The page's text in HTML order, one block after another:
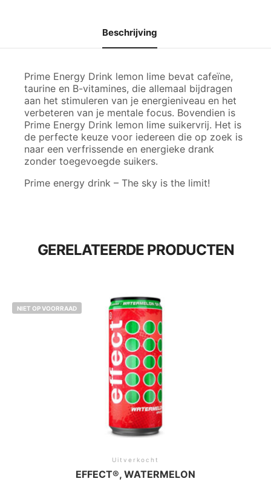
Beschrijving
Prime Energy Drink lemon lime bevat cafeïne,
taurine en B-vitamines, die allemaal bijdragen
aan het stimuleren van je energieniveau en het
verbeteren van je mentale focus. Bovendien is
Prime Energy Drink lemon lime suikervrij. Het is
de perfecte keuze voor iedereen die op zoek is
naar een verfrissende en energieke drank
zonder toegevoegde suikers.
Prime energy drink – The sky is the limit!
GERELATEERDE PRODUCTEN
NIET OP VOORRAAD
Uitverkocht
EFFECT®, WATERMELON